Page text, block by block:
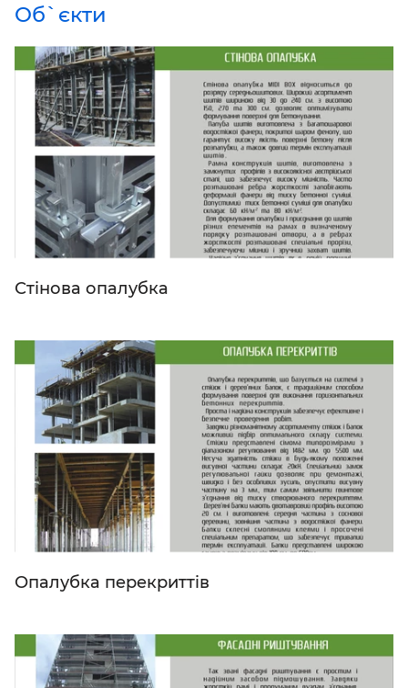
Об`єкти
Стінова опалубка
Опалубка перекриттів